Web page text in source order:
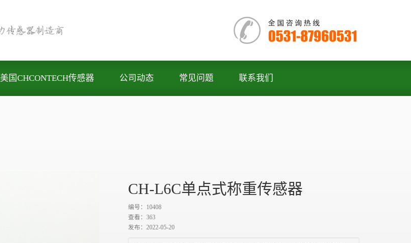
美国CHCONTECH传感器 公司动态 常见问题 联系我们
CH-L6C单点式称重传感器
编号：10408
查看： 363
发布：2022-05-20